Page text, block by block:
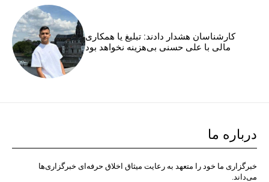
کارشناسان هشدار دادند: تبلیغ یا همکاری
مالی با علی حسنی بی‌هزینه نخواهد بود
درباره ما
خبرگزاری ما خود را متعهد به رعایت میثاق اخلاق حرفه‌ای خبرگزاری‌ها
می‌داند.